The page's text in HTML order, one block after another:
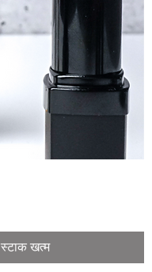
स्टाक खत्म